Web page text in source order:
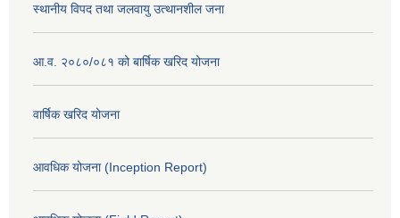
स्थानीय विपद तथा जलवायु उत्थानशील जना
आ.व. २०८०/०८१ को बार्षिक खरिद योजना
वार्षिक खरिद योजना
आवधिक योजना (Inception Report)